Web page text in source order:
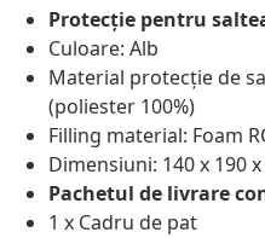
Protecție pentru
Culoare: Alb
Material protecție de
(poliester 100%)
Filling material: Foam
Dimensiuni: 140 x 190
Pachetul de livrare
1 x Cadru de pat